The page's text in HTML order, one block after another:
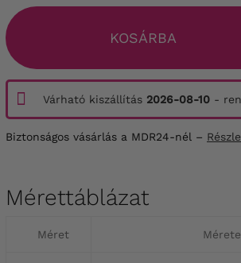
KOSÁRBA
Várható kiszállítás 2026-08-10 -
Biztonságos vásárlás a MDR24-nél –
Mérettáblázat
Méret